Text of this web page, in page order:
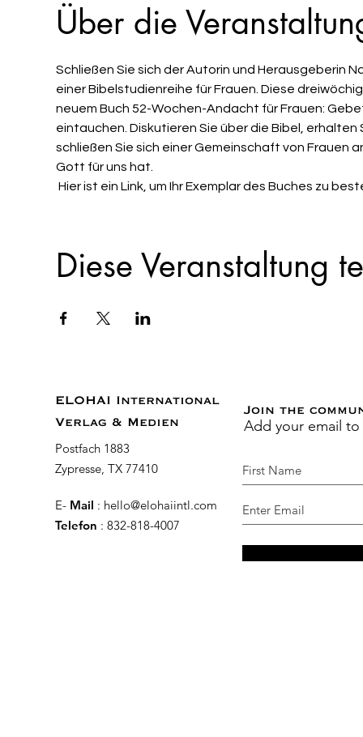
Über die
Schließen Sie sich der Autorin und Herausgeberin
einer Bibelstudienreihe für Frauen. Diese
neuem Buch 52-Wochen-Andacht für Frauen:
eintauchen. Diskutieren Sie über die Bibel,
schließen Sie sich einer Gemeinschaft von Frauen
Gott für uns hat.
Hier ist ein Link, um Ihr Exemplar des Buches zu
Diese Veranstaltung
ELOHAI International
Verlag & Medien
Postfach 1883
Zypresse, TX 77410
E- Mail : hello@elohaiintl.com
Telefon : 832-818-4007
Join the
Add your email